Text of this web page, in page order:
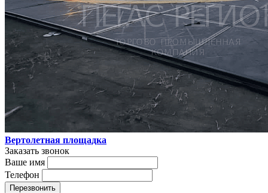
Вертолетная площадка
Заказать звонок
Ваше имя
Телефон
Перезвонить